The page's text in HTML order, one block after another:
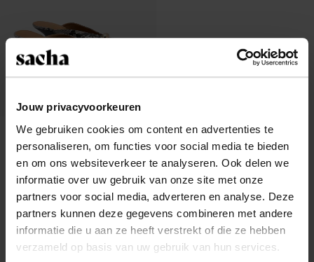
Jouw privacyvoorkeuren
We gebruiken cookies om content en advertenties te
personaliseren, om functies voor social media te bieden
en om ons websiteverkeer te analyseren. Ook delen we
informatie over uw gebruik van onze site met onze
partners voor social media, adverteren en analyse. Deze
partners kunnen deze gegevens combineren met andere
informatie die u aan ze heeft verstrekt of die ze hebben
verzameld op basis van uw gebruik van hun services.
Snake muiltjes met sleehak
37.00
Over Sacha